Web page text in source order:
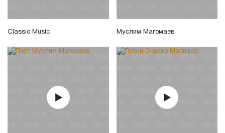
Classic Music Муслим Магомаев